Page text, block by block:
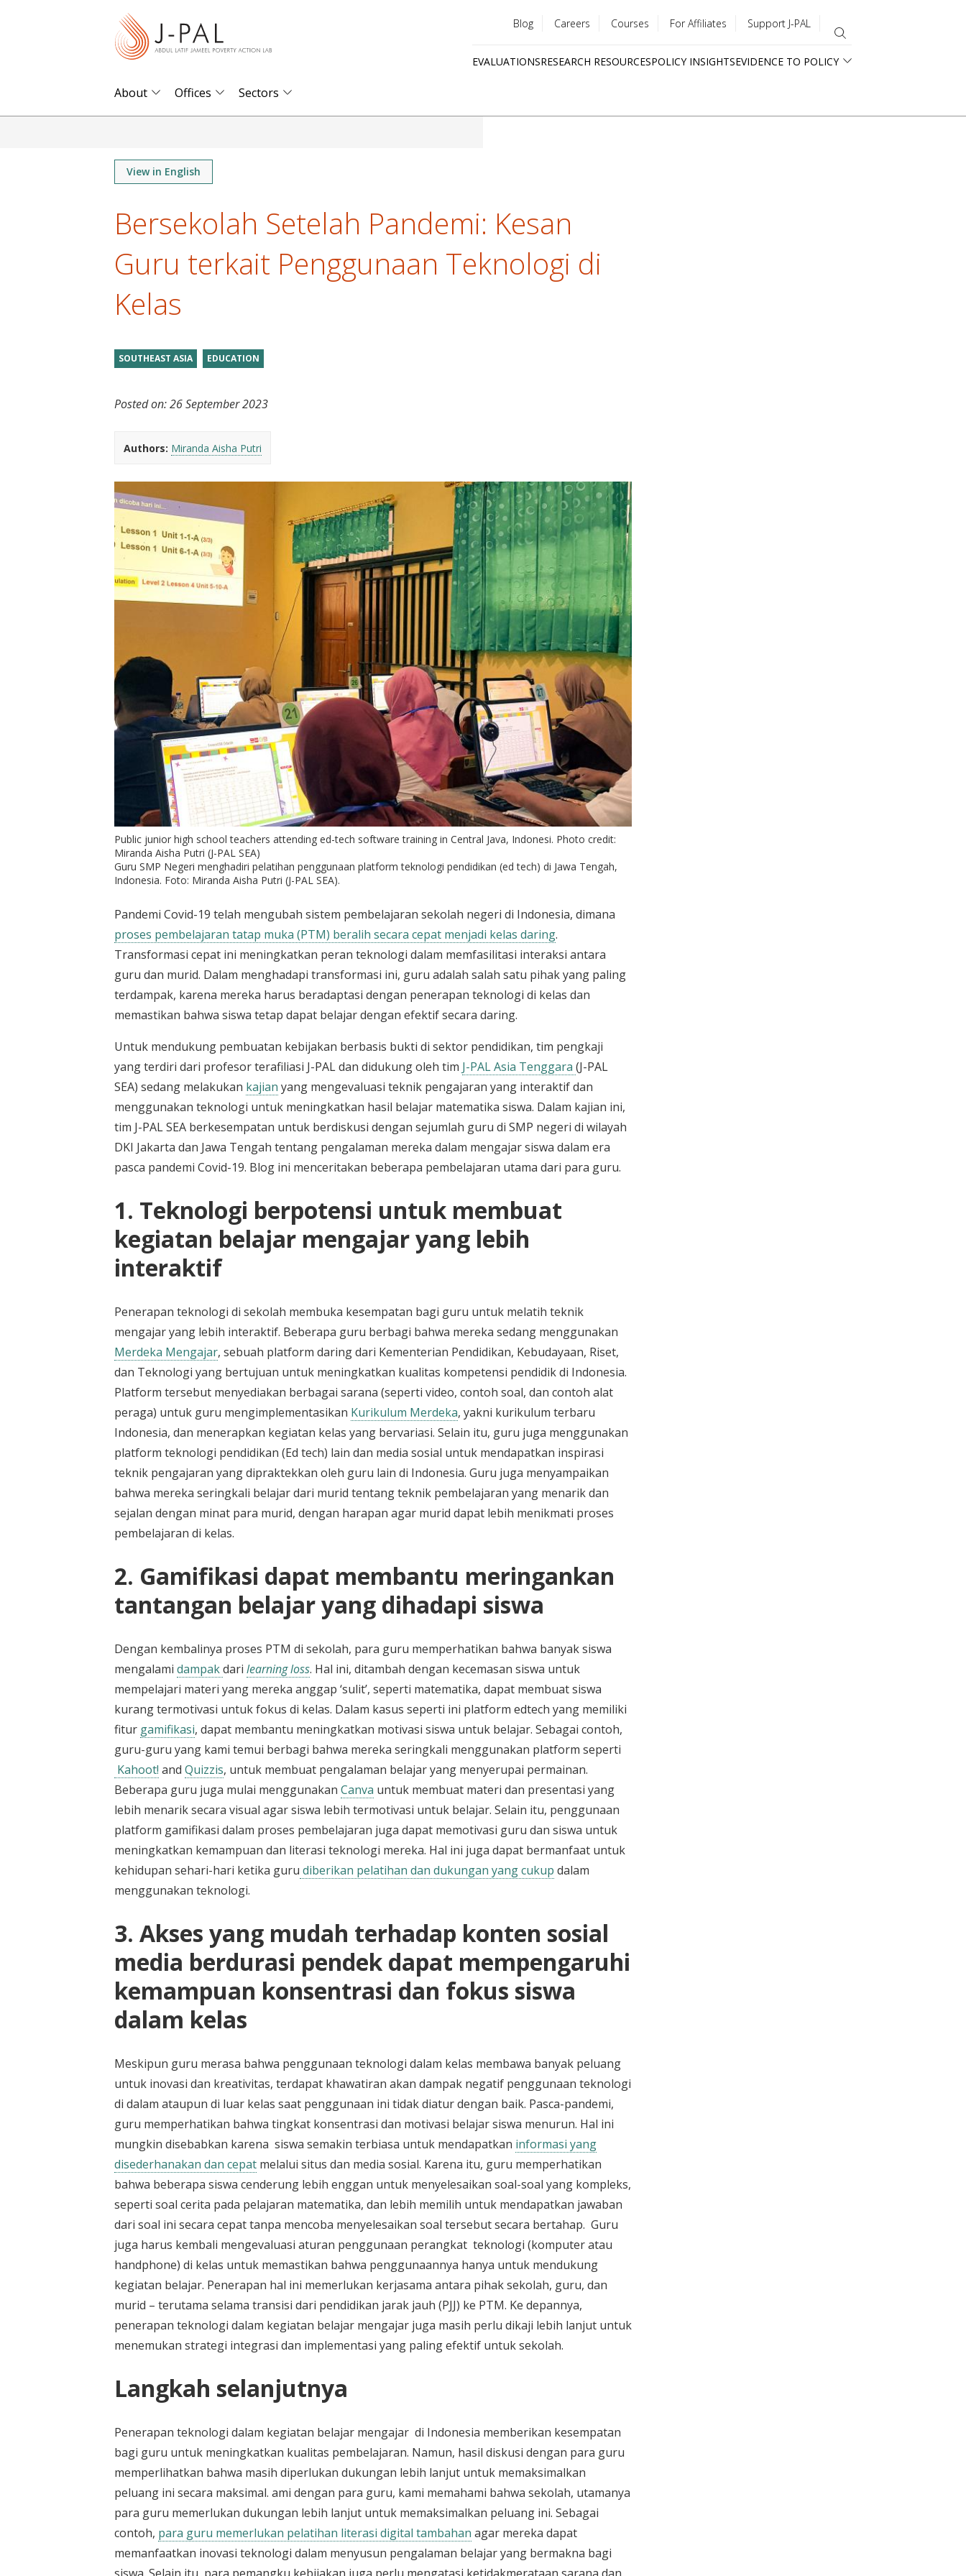
menu
Blog Careers Courses For Affiliates Support J-PAL
EVALUATIONSRESEARCH RESOURCESPOLICY INSIGHTSEVIDENCE TO POLICY
About Offices Sectors
View in English
Bersekolah Setelah Pandemi: Kesan
Guru terkait Penggunaan Teknologi di
Kelas
SOUTHEAST ASIA EDUCATION
Posted on:26 September 2023
Authors: Miranda Aisha Putri
Public junior high school teachers attending ed-tech software training in Central Java, Indonesi. Photo credit:
Miranda Aisha Putri (J-PAL SEA)
Guru SMP Negeri menghadiri pelatihan penggunaan platform teknologi pendidikan (ed tech) di Jawa Tengah,
Indonesia. Foto: Miranda Aisha Putri (J-PAL SEA).
Pandemi Covid-19 telah mengubah sistem pembelajaran sekolah negeri di Indonesia, dimana
proses pembelajaran tatap muka (PTM) beralih secara cepat menjadi kelas daring.
Transformasi cepat ini meningkatkan peran teknologi dalam memfasilitasi interaksi antara
guru dan murid. Dalam menghadapi transformasi ini, guru adalah salah satu pihak yang paling
terdampak, karena mereka harus beradaptasi dengan penerapan teknologi di kelas dan
memastikan bahwa siswa tetap dapat belajar dengan efektif secara daring.
Untuk mendukung pembuatan kebijakan berbasis bukti di sektor pendidikan, tim pengkaji
yang terdiri dari profesor terafiliasi J-PAL dan didukung oleh tim J-PAL Asia Tenggara (J-PAL
SEA) sedang melakukan kajian yang mengevaluasi teknik pengajaran yang interaktif dan
menggunakan teknologi untuk meningkatkan hasil belajar matematika siswa. Dalam kajian ini,
tim J-PAL SEA berkesempatan untuk berdiskusi dengan sejumlah guru di SMP negeri di wilayah
DKI Jakarta dan Jawa Tengah tentang pengalaman mereka dalam mengajar siswa dalam era
pasca pandemi Covid-19. Blog ini menceritakan beberapa pembelajaran utama dari para guru.
1. Teknologi berpotensi untuk membuat
kegiatan belajar mengajar yang lebih
interaktif
Penerapan teknologi di sekolah membuka kesempatan bagi guru untuk melatih teknik
mengajar yang lebih interaktif. Beberapa guru berbagi bahwa mereka sedang menggunakan
Merdeka Mengajar, sebuah platform daring dari Kementerian Pendidikan, Kebudayaan, Riset,
dan Teknologi yang bertujuan untuk meningkatkan kualitas kompetensi pendidik di Indonesia.
Platform tersebut menyediakan berbagai sarana (seperti video, contoh soal, dan contoh alat
peraga) untuk guru mengimplementasikan Kurikulum Merdeka, yakni kurikulum terbaru
Indonesia, dan menerapkan kegiatan kelas yang bervariasi. Selain itu, guru juga menggunakan
platform teknologi pendidikan (Ed tech) lain dan media sosial untuk mendapatkan inspirasi
teknik pengajaran yang dipraktekkan oleh guru lain di Indonesia. Guru juga menyampaikan
bahwa mereka seringkali belajar dari murid tentang teknik pembelajaran yang menarik dan
sejalan dengan minat para murid, dengan harapan agar murid dapat lebih menikmati proses
pembelajaran di kelas.
2. Gamifikasi dapat membantu meringankan
tantangan belajar yang dihadapi siswa
Dengan kembalinya proses PTM di sekolah, para guru memperhatikan bahwa banyak siswa
mengalami dampakdari learning loss. Hal ini, ditambah dengan kecemasan siswa untuk
mempelajari materi yang mereka anggap ‘sulit’, seperti matematika, dapat membuat siswa
kurang termotivasi untuk fokus di kelas. Dalam kasus seperti ini platform edtech yang memiliki
fitur gamifikasi, dapat membantu meningkatkan motivasi siswa untuk belajar. Sebagai contoh,
guru-guru yang kami temui berbagi bahwa mereka seringkali menggunakan platform seperti
Kahoot! and Quizzis, untuk membuat pengalaman belajar yang menyerupai permainan.
Beberapa guru juga mulai menggunakan Canva untuk membuat materi dan presentasi yang
lebih menarik secara visual agar siswa lebih termotivasi untuk belajar. Selain itu, penggunaan
platform gamifikasi dalam proses pembelajaran juga dapat memotivasi guru dan siswa untuk
meningkatkan kemampuan dan literasi teknologi mereka. Hal ini juga dapat bermanfaat untuk
kehidupan sehari-hari ketika guru diberikan pelatihan dan dukungan yang cukup dalam
menggunakan teknologi.
3. Akses yang mudah terhadap konten sosial
media berdurasi pendek dapat mempengaruhi
kemampuan konsentrasi dan fokus siswa
dalam kelas
Meskipun guru merasa bahwa penggunaan teknologi dalam kelas membawa banyak peluang
untuk inovasi dan kreativitas, terdapat khawatiran akan dampak negatif penggunaan teknologi
di dalam ataupun di luar kelas saat penggunaan ini tidak diatur dengan baik. Pasca-pandemi,
guru memperhatikan bahwa tingkat konsentrasi dan motivasi belajar siswa menurun. Hal ini
mungkin disebabkan karena siswa semakin terbiasa untuk mendapatkan informasi yang
disederhanakan dan cepat melalui situs dan media sosial. Karena itu, guru memperhatikan
bahwa beberapa siswa cenderung lebih enggan untuk menyelesaikan soal-soal yang kompleks,
seperti soal cerita pada pelajaran matematika, dan lebih memilih untuk mendapatkan jawaban
dari soal ini secara cepat tanpa mencoba menyelesaikan soal tersebut secara bertahap. Guru
juga harus kembali mengevaluasi aturan penggunaan perangkat teknologi (komputer atau
handphone) di kelas untuk memastikan bahwa penggunaannya hanya untuk mendukung
kegiatan belajar. Penerapan hal ini memerlukan kerjasama antara pihak sekolah, guru, dan
murid – terutama selama transisi dari pendidikan jarak jauh (PJJ) ke PTM. Ke depannya,
penerapan teknologi dalam kegiatan belajar mengajar juga masih perlu dikaji lebih lanjut untuk
menemukan strategi integrasi dan implementasi yang paling efektif untuk sekolah.
Langkah selanjutnya
Penerapan teknologi dalam kegiatan belajar mengajar di Indonesia memberikan kesempatan
bagi guru untuk meningkatkan kualitas pembelajaran. Namun, hasil diskusi dengan para guru
memperlihatkan bahwa masih diperlukan dukungan lebih lanjut untuk memaksimalkan
peluang ini secara maksimal. ami dengan para guru, kami memahami bahwa sekolah, utamanya
para guru memerlukan dukungan lebih lanjut untuk memaksimalkan peluang ini. Sebagai
contoh, para guru memerlukan pelatihan literasi digital tambahan agar mereka dapat
memanfaatkan inovasi teknologi dalam menyusun pengalaman belajar yang bermakna bagi